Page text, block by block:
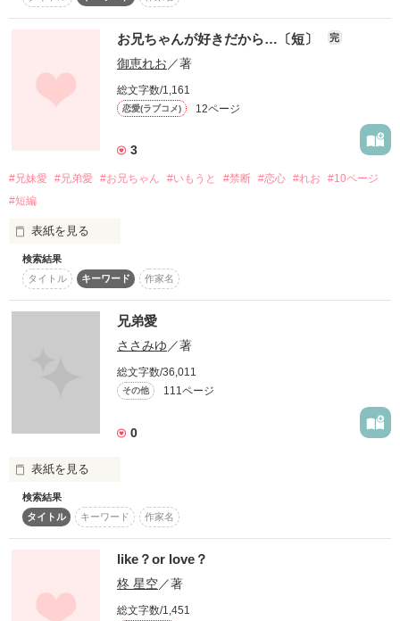
僕があの子を好きになっても良いですか？
スポットライトを！
たまに出てくるふたりも
☆☆☆☆☆☆☆☆☆
誹謗中傷お控えください
この作品は現在より
ご注意ください
作者は医療関係者ではありません
可笑しな点がありましたら
＊感想ノートの書き込み＊
椿 咲斗《ﾂﾊﾞｷ ｻｷﾄ》
中学２年、小動物系、咲斗の妹
椿 香織《ﾂﾊﾞｷ ｶｵﾘ》
･:*:･ﾟ'★,｡･:*:･ﾟ'☆･:
れおの禁断３作目！
お兄ちゃんが好きだから……の続編!?
お兄ちゃんが好きだから……を読んでからでも、これだけ読む
のも、それはあなたの自由です♪
･:*:･ﾟ'★,｡･:*:･ﾟ'☆･:
お兄ちゃんが好きだから…〔短〕 完
御恵れお ／著
総文字数/1,161
恋愛(ラブコメ) 12ページ
3
#兄妹愛 #兄弟愛 #お兄ちゃん #いもうと #禁断 #恋心 #れお
#10ページ
#短編
表紙を見る
中学２年小動物系女子
椿 香織〔ﾂﾊﾞｷ ｶｵﾘ〕
高校３年優しいお兄ちゃん
愛し合う兄妹の禁断の恋物語！
コメ、in、ポチ
検索結果
タイトル
キーワード 作家名
兄弟愛
ささみゆ／著
総文字数/36,011
その他 111ページ
0
表紙を見る
４人兄弟の末っ子のあたし
でも知らなかった
検索結果
タイトル
キーワード 作家名
like？or love？
柊 星空／著
総文字数/1,451